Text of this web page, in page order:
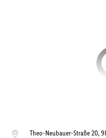
Theo-Neubauer-Straße 20,